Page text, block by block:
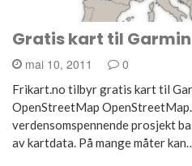
Gratis kart til Garmin
mai 10, 2011 0
Frikart.no tilbyr gratis kart til
OpenStreetMap
verdensomspennende prosjekt
av kartdata. På mange måter kan…